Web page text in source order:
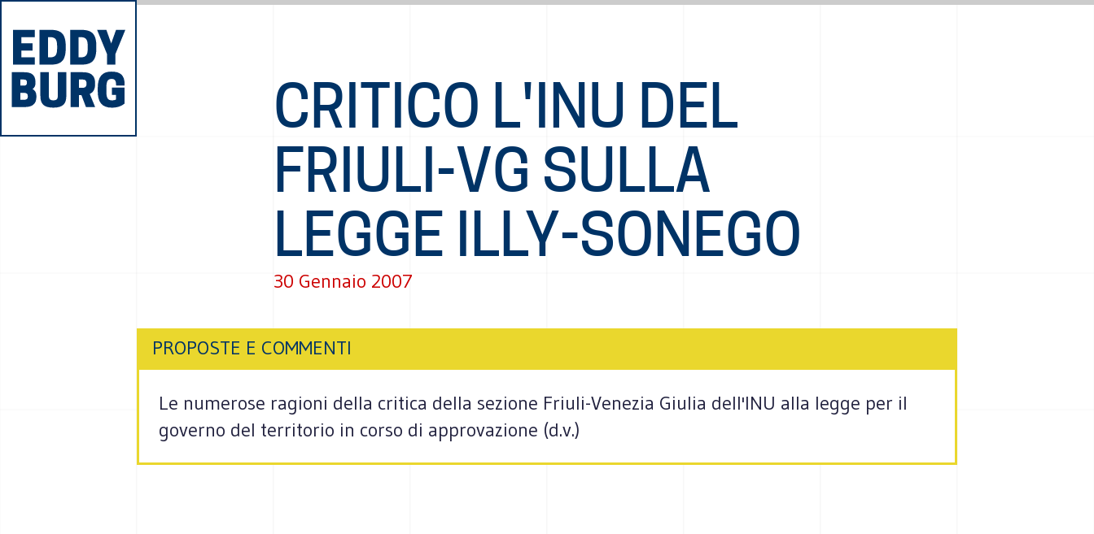
CRITICO L'INU DEL
FRIULI-VG SULLA
LEGGE ILLY-SONEGO
30 Gennaio 2007
PROPOSTE E COMMENTI
Le numerose ragioni della critica della sezione Friuli-Venezia Giulia dell'INU alla legge per il
governo del territorio in corso di approvazione (d.v.)